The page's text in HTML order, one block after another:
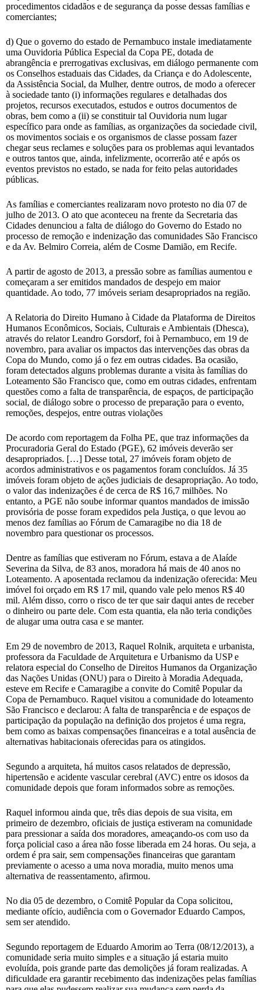
procedimentos cidadãos e de segurança da posse dessas famílias e
comerciantes;
d) Que o governo do estado de Pernambuco instale imediatamente
uma Ouvidoria Pública Especial da Copa PE, dotada de
abrangência e prerrogativas exclusivas, em diálogo permanente com
os Conselhos estaduais das Cidades, da Criança e do Adolescente,
da Assistência Social, da Mulher, dentre outros, de modo a oferecer
à sociedade tanto (i) informações regulares e detalhadas dos
projetos, recursos executados, estudos e outros documentos de
obras, bem como a (ii) se constituir tal Ouvidoria num lugar
específico para onde as famílias, as organizações da sociedade civil,
os movimentos sociais e os organismos de classe possam fazer
chegar seus reclames e soluções para os problemas aqui levantados
e outros tantos que, ainda, infelizmente, ocorrerão até e após os
eventos previstos no estado, se nada for feito pelas autoridades
públicas.
As famílias e comerciantes realizaram novo protesto no dia 07 de
julho de 2013. O ato que aconteceu na frente da Secretaria das
Cidades denunciou a falta de diálogo do Governo do Estado no
processo de remoção e indenização das comunidades São Francisco
e da Av. Belmiro Correia, além de Cosme Damião, em Recife.
A partir de agosto de 2013, a pressão sobre as famílias aumentou e
começaram a ser emitidos mandados de despejo em maior
quantidade. Ao todo, 77 imóveis seriam desapropriados na região.
A Relatoria do Direito Humano à Cidade da Plataforma de Direitos
Humanos Econômicos, Sociais, Culturais e Ambientais (Dhesca),
através do relator Leandro Gorsdorf, foi à Pernambuco, em 19 de
novembro, para avaliar os impactos das intervenções das obras da
Copa do Mundo, como já o fez em outras cidades. Ba ocasião,
foram detectados alguns problemas durante a visita às famílias do
Loteamento São Francisco que, como em outras cidades, enfrentam
questões como a falta de transparência, de espaços, de participação
social, de diálogo sobre o processo de preparação para o evento,
remoções, despejos, entre outras violações
De acordo com reportagem da Folha PE, que traz informações da
Procuradoria Geral do Estado (PGE), 62 imóveis deverão ser
desapropriados. […] Desse total, 27 imóveis foram objeto de
acordos administrativos e os pagamentos foram concluídos. Já 35
imóveis foram objeto de ações judiciais de desapropriação. Ao todo,
o valor das indenizações é de cerca de R$ 16,7 milhões. No
entanto, a PGE não soube informar quantos mandados de imissão
provisória de posse foram expedidos pela Justiça, o que levou ao
menos dez famílias ao Fórum de Camaragibe no dia 18 de
novembro para questionar os processos.
Dentre as famílias que estiveram no Fórum, estava a de Alaíde
Severina da Silva, de 83 anos, moradora há mais de 40 anos no
Loteamento. A aposentada reclamou da indenização oferecida: Meu
imóvel foi orçado em R$ 17 mil, quando vale pelo menos R$ 40
mil. Além disso, corro o risco de ter que sair daqui antes de receber
o dinheiro ou parte dele. Com esta quantia, ela não teria condições
de alugar uma outra casa e se manter.
Em 29 de novembro de 2013, Raquel Rolnik, arquiteta e urbanista,
professora da Faculdade de Arquitetura e Urbanismo da USP e
relatora especial do Conselho de Direitos Humanos da Organização
das Nações Unidas (ONU) para o Direito à Moradia Adequada,
esteve em Recife e Camaragibe a convite do Comitê Popular da
Copa de Pernambuco. Raquel visitou a comunidade do loteamento
São Francisco e declarou: A falta de transparência e de espaços de
participação da população na definição dos projetos é uma regra,
bem como as baixas compensações financeiras e a total ausência de
alternativas habitacionais oferecidas para os atingidos.
Segundo a arquiteta, há muitos casos relatados de depressão,
hipertensão e acidente vascular cerebral (AVC) entre os idosos da
comunidade depois que foram informados sobre as remoções.
Raquel informou ainda que, três dias depois de sua visita, em
primeiro de dezembro, oficiais de justiça estiveram na comunidade
para pressionar a saída dos moradores, ameaçando-os com uso da
força policial caso a área não fosse liberada em 24 horas. Ou seja, a
ordem é pra sair, sem compensações financeiras que garantam
previamente o acesso a uma nova moradia, muito menos uma
alternativa de reassentamento, afirmou.
No dia 05 de dezembro, o Comitê Popular da Copa solicitou,
mediante ofício, audiência com o Governador Eduardo Campos,
sem ser atendido.
Segundo reportagem de Eduardo Amorim ao Terra (08/12/2013), a
comunidade seria muito simples e a situação já estaria muito
evoluída, pois grande parte das demolições já foram realizadas. A
dificuldade era garantir recebimento das indenizações pelas famílias